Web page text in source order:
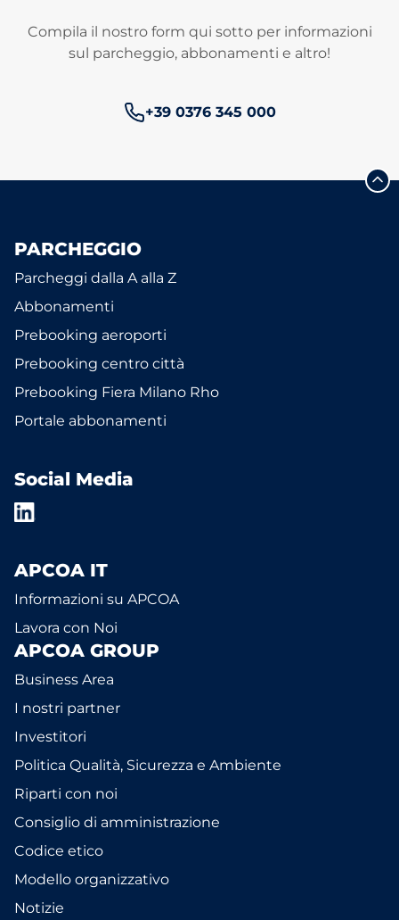
Compila il nostro form qui sotto per informazioni
sul parcheggio, abbonamenti e altro!
Numero di telefono:
+39 0376 345 000
PARCHEGGIO
Parcheggi dalla A alla Z
Abbonamenti
Prebooking aeroporti
Prebooking centro città
Prebooking Fiera Milano Rho
Portale abbonamenti
Social Media
APCOA IT
Informazioni su APCOA
Lavora con Noi
APCOA GROUP
Business Area
I nostri partner
Investitori
Politica Qualità, Sicurezza e Ambiente
Riparti con noi
Consiglio di amministrazione
Codice etico
Modello organizzativo
Notizie